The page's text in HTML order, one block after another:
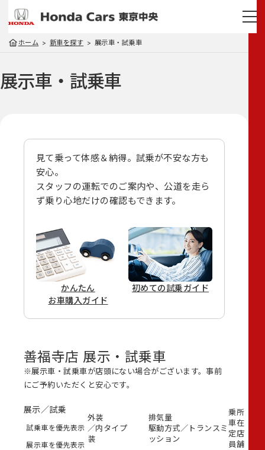
ホーム 新車を探す 展示車・試乗車
展示車・試乗車
見て乗って体感＆納得。試乗が不安な方も
安心。
スタッフの運転でのご案内や、 公道を走ら
ず乗り心地だけの確認もできます。
かんたん
お車購入ガイド
初めての試乗ガイド
善福寺店 展示・試乗車
※展示車・試乗車が店頭にない場合がございます。事前
にご予約いただくと安心です。
展示／試乗
試乗車を優先表示
展示車を優先表示
外装
／内
装
タイプ
排気量
駆動方式／トランスミ
ッション
乗
車
定
員
所
在
店
舗